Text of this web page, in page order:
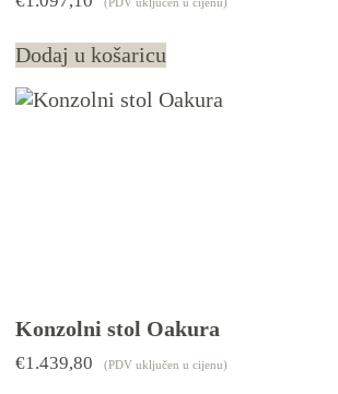
Dodaj u košaricu
Konzolni stol Oakura
€1.439,80 (PDV uključen u cijenu)